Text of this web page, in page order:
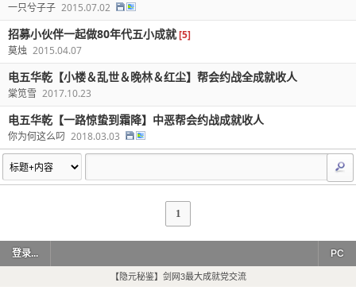
一只兮子子 2015.07.02
招募小伙伴一起做80年代五小成就[5]
莫烛 2015.04.07
电五华乾【小楼＆乱世＆晚林＆红尘】帮会约战全成就收人
棠笕雪 2017.10.23
电五华乾【一路惊蛰到霜降】中恶帮会约战成就收人
你为何这么叼 2018.03.03
1
登录... PC
【隐元秘鉴】剑网3最大成就党交流